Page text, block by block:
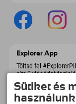
Explorer App
Töltsd fel
című videódat
bakancslistával,
még sok mással.
Sütiket és